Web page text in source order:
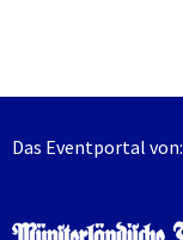
Das Eventportal von: